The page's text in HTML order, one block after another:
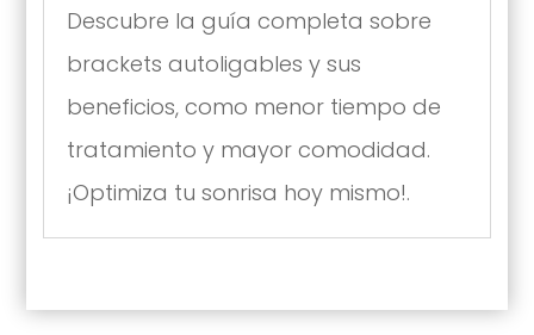
Descubre la guía completa sobre
brackets autoligables y sus
beneficios, como menor tiempo de
tratamiento y mayor comodidad.
¡Optimiza tu sonrisa hoy mismo!.